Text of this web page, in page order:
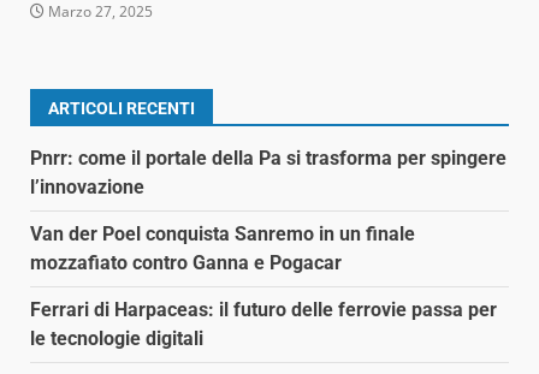
Marzo 27, 2025
ARTICOLI RECENTI
Pnrr: come il portale della Pa si trasforma per spingere
l’innovazione
Van der Poel conquista Sanremo in un finale
mozzafiato contro Ganna e Pogacar
Ferrari di Harpaceas: il futuro delle ferrovie passa per
le tecnologie digitali